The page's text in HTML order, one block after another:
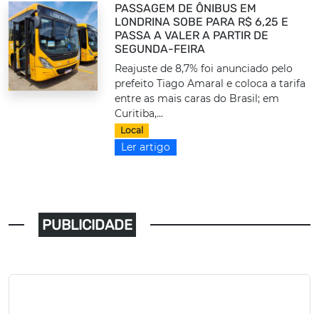
PASSAGEM DE ÔNIBUS EM
LONDRINA SOBE PARA R$ 6,25 E
PASSA A VALER A PARTIR DE
SEGUNDA-FEIRA
Reajuste de 8,7% foi anunciado pelo
prefeito Tiago Amaral e coloca a tarifa
entre as mais caras do Brasil; em
Curitiba,...
Local
Ler artigo
PUBLICIDADE